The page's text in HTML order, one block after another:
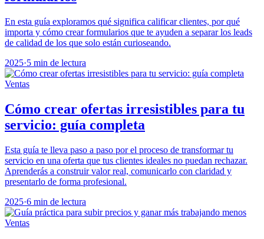
En esta guía exploramos qué significa calificar clientes, por qué
importa y cómo crear formularios que te ayuden a separar los leads
de calidad de los que solo están curioseando.
2025·5 min de lectura
Ventas
Cómo crear ofertas irresistibles para tu
servicio: guía completa
Esta guía te lleva paso a paso por el proceso de transformar tu
servicio en una oferta que tus clientes ideales no puedan rechazar.
Aprenderás a construir valor real, comunicarlo con claridad y
presentarlo de forma profesional.
2025·6 min de lectura
Ventas